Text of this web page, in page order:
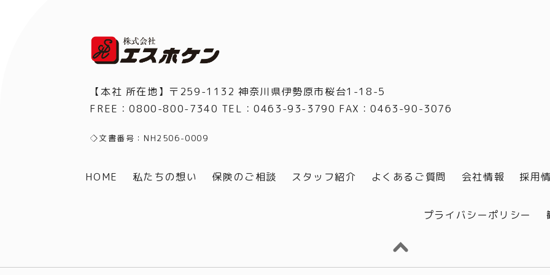
【本社 所在地】〒259-1132 神奈川県伊勢原市桜台1-18-5
FREE：0800-800-7340 TEL ：0463-93-3790 FAX ：0463-90-3076
◇文書番号：NH2506-0009
HOME 私たちの想い 保険のご相談 スタッフ紹介 よくあるご質問 会社情報 採用
プライバシーポリシー